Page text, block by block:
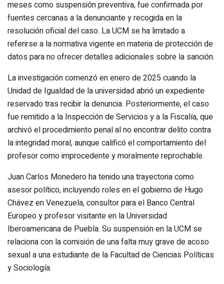
meses como suspensión preventiva, fue confirmada por
fuentes cercanas a la denunciante y recogida en la
resolución oficial del caso. La UCM se ha limitado a
referirse a la normativa vigente en materia de protección de
datos para no ofrecer detalles adicionales sobre la sanción.
La investigación comenzó en enero de 2025 cuando la
Unidad de Igualdad de la universidad abrió un expediente
reservado tras recibir la denuncia. Posteriormente, el caso
fue remitido a la Inspección de Servicios y a la Fiscalía, que
archivó el procedimiento penal al no encontrar delito contra
la integridad moral, aunque calificó el comportamiento del
profesor como improcedente y moralmente reprochable.
Juan Carlos Monedero ha tenido una trayectoria como
asesor político, incluyendo roles en el gobierno de Hugo
Chávez en Venezuela, consultor para el Banco Central
Europeo y profesor visitante en la Universidad
Iberoamericana de Puebla. Su suspensión en la UCM se
relaciona con la comisión de una falta muy grave de acoso
sexual a una estudiante de la Facultad de Ciencias Políticas
y Sociología.